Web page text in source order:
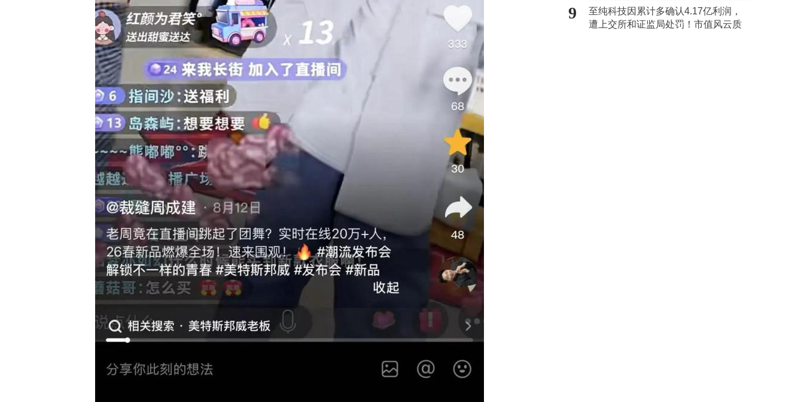
9
至纯科技因累计多确认4.17亿利润，
遭上交所和证监局处罚！市值风云质